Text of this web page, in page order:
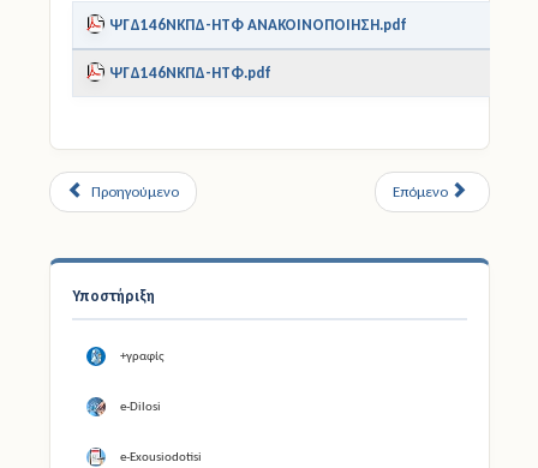
Υποστήριξη
+γραφίς
e-Dilosi
e-Exousiodotisi
ΨΓΔ146ΝΚΠΔ-ΗΤΦ ΑΝΑΚΟΙΝΟΠΟΙΗΣΗ.pdf
ΨΓΔ146ΝΚΠΔ-ΗΤΦ.pdf
Προηγούμενο Επόμενο